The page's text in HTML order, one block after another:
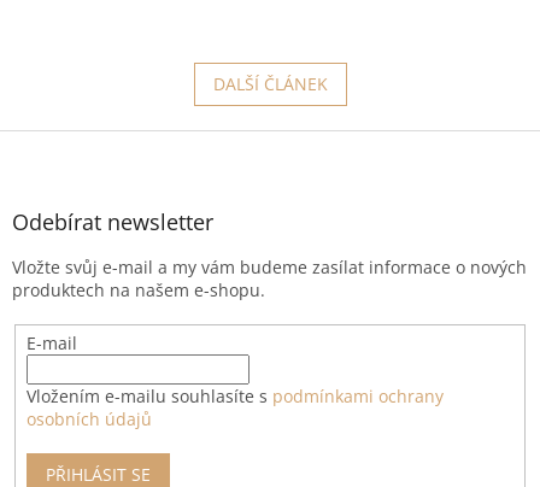
DALŠÍ ČLÁNEK
Z
Odebírat newsletter
Vložte svůj e-mail a my vám budeme zasílat informace o nových
produktech na našem e-shopu.
E-mail
Vložením e-mailu souhlasíte s podmínkami ochrany
osobních údajů
PŘIHLÁSIT SE